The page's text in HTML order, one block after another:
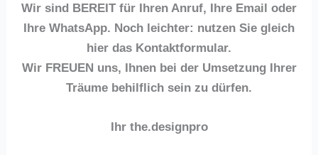
Wir sind BEREIT für Ihren Anruf, Ihre Email oder
Ihre WhatsApp. Noch leichter: nutzen Sie gleich
hier das Kontaktformular.
Wir FREUEN uns, Ihnen bei der Umsetzung Ihrer
Träume behilflich sein zu dürfen.
Ihr the.designpro